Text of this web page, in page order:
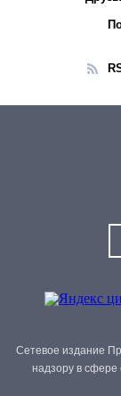
Сетевое издание
надзору в сфере